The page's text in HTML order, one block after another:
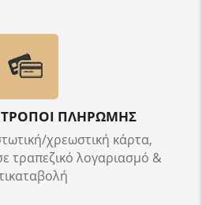
ΠΛΗΡΩΜΗΣ
χρεωστική κάρτα,
τραπεζικό λογαριασμό &